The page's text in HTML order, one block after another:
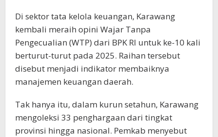
Di sektor tata kelola keuangan, Karawang
kembali meraih opini Wajar Tanpa
Pengecualian (WTP) dari BPK RI untuk ke-10 kali
berturut-turut pada 2025. Raihan tersebut
disebut menjadi indikator membaiknya
manajemen keuangan daerah.
Tak hanya itu, dalam kurun setahun, Karawang
mengoleksi 33 penghargaan dari tingkat
provinsi hingga nasional. Pemkab menyebut